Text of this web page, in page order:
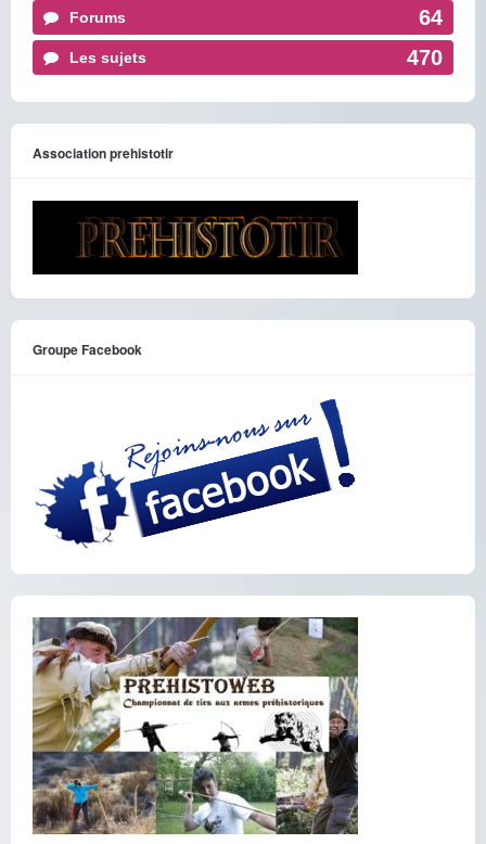
Forums 64
Les sujets 470
Association prehistotir
Groupe Facebook